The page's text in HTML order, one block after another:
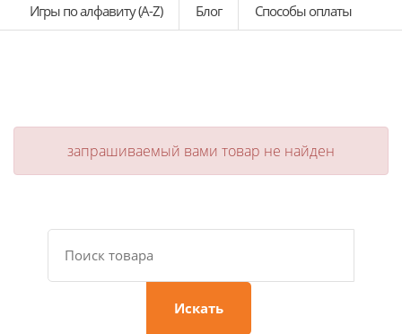
Игры по алфавиту (A-Z)
Блог Способы оплаты
запрашиваемый вами товар не найден
Искать